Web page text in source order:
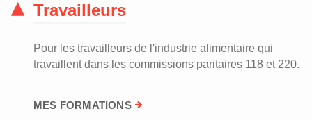
Travailleurs
Pour les travailleurs de l'industrie alimentaire qui
travaillent dans les commissions paritaires 118 et 220.
MES FORMATIONS